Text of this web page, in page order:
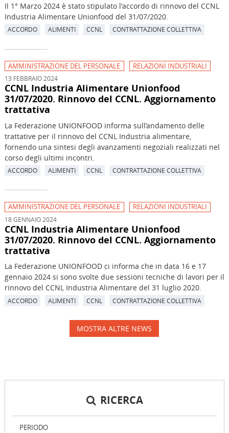
Il 1° Marzo 2024 è stato stipulato l'accordo di rinnovo del CCNL
Industria Alimentare Unionfood del 31/07/2020.
ACCORDO ALIMENTI CCNL CONTRATTAZIONE COLLETTIVA
AMMINISTRAZIONE DEL PERSONALE RELAZIONI INDUSTRIALI
13 FEBBRAIO 2024
CCNL Industria Alimentare Unionfood
31/07/2020. Rinnovo del CCNL. Aggiornamento
trattativa
La Federazione UNIONFOOD informa sull’andamento delle
trattative per il rinnovo del CCNL Industria alimentare,
fornendo una sintesi degli avanzamenti negoziali realizzati nel
corso degli ultimi incontri.
ACCORDO ALIMENTI CCNL CONTRATTAZIONE COLLETTIVA
AMMINISTRAZIONE DEL PERSONALE RELAZIONI INDUSTRIALI
18 GENNAIO 2024
CCNL Industria Alimentare Unionfood
31/07/2020. Rinnovo del CCNL. Aggiornamento
trattativa
La Federazione UNIONFOOD ci informa che in data 16 e 17
gennaio 2024 si sono svolte due sessioni tecniche di lavori per il
rinnovo del CCNL Industria Alimentare del 31 luglio 2020.
ACCORDO ALIMENTI CCNL CONTRATTAZIONE COLLETTIVA
MOSTRA ALTRE NEWS
RICERCA
PERIODO